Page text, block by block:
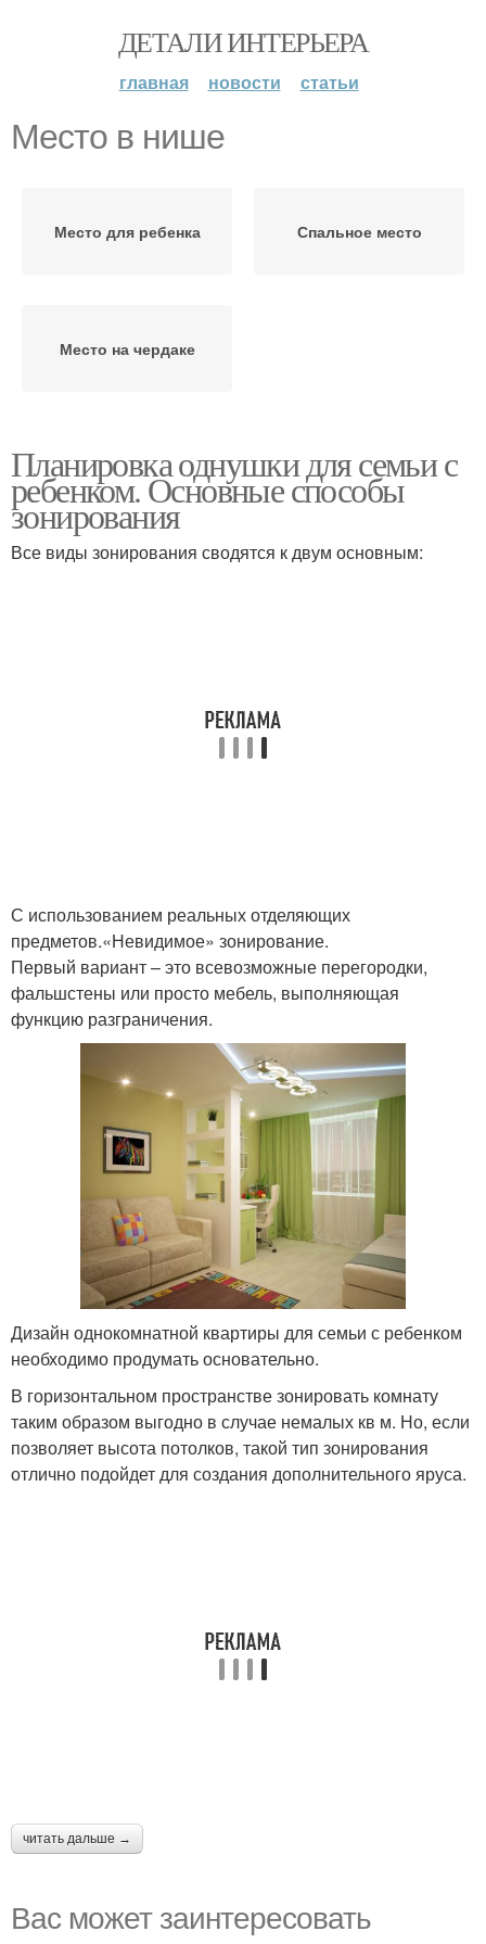
ДЕТАЛИ ИНТЕРЬЕРА
главная новости статьи
Место в нише
Место для ребенка Спальное место
Место на чердаке
Планировка однушки для семьи с
ребенком. Основные способы
зонирования
Все виды зонирования сводятся к двум основным:
С использованием реальных отделяющих
предметов.«Невидимое» зонирование.
Первый вариант – это всевозможные перегородки,
фальшстены или просто мебель, выполняющая
функцию разграничения.
Дизайн однокомнатной квартиры для семьи с ребенком
необходимо продумать основательно.
В горизонтальном пространстве зонировать комнату
таким образом выгодно в случае немалых кв м. Но, если
позволяет высота потолков, такой тип зонирования
отлично подойдет для создания дополнительного яруса.
читать дальше →
Вас может заинтересовать